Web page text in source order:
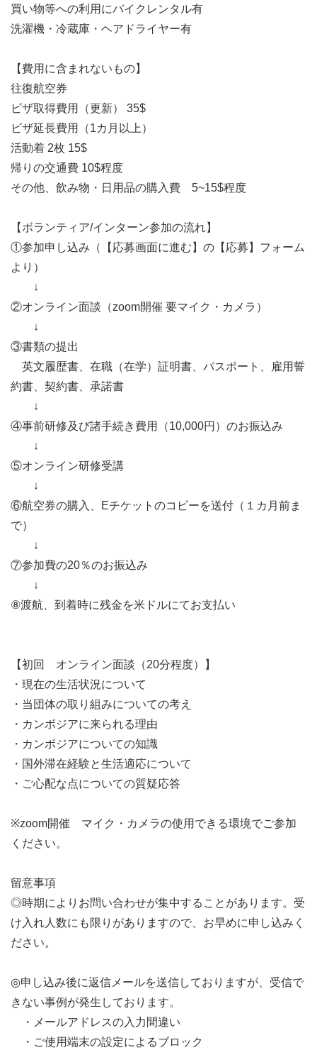
買い物等への利用にバイクレンタル有
洗濯機・冷蔵庫・ヘアドライヤー有
【費用に含まれないもの】
往復航空券
ビザ取得費用（更新） 35$
ビザ延長費用（1カ月以上）
活動着 2枚 15$
帰りの交通費 10$程度
その他、飲み物・日用品の購入費 5~15$程度
【ボランティア/インターン参加の流れ】
①参加申し込み（【応募画面に進む】の【応募】フォーム
より）
↓
②オンライン面談（zoom開催 要マイク・カメラ）
↓
③書類の提出
英文履歴書、在職（在学）証明書、パスポート、雇用誓
約書、契約書、承諾書
↓
④事前研修及び諸手続き費用（10,000円）のお振込み
↓
⑤オンライン研修受講
↓
⑥航空券の購入、Eチケットのコピーを送付（１カ月前ま
で）
↓
⑦参加費の20％のお振込み
↓
⑧渡航、到着時に残金を米ドルにてお支払い
【初回 オンライン面談（20分程度）】
・現在の生活状況について
・当団体の取り組みについての考え
・カンボジアに来られる理由
・カンボジアについての知識
・国外滞在経験と生活適応について
・ご心配な点についての質疑応答
※zoom開催 マイク・カメラの使用できる環境でご参加
ください。
留意事項
◎時期によりお問い合わせが集中することがあります。受
け入れ人数にも限りがありますので、お早めに申し込みく
ださい。
◎申し込み後に返信メールを送信しておりますが、受信で
きない事例が発生しております。
・メールアドレスの入力間違い
・ご使用端末の設定によるブロック